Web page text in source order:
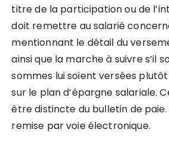
titre de la participation ou de
doit remettre au salarié
mentionnant le détail du
ainsi que la marche à suivre s’il
sommes lui soient versées
sur le plan d’épargne salariale.
être distincte du bulletin de
remise par voie électronique.